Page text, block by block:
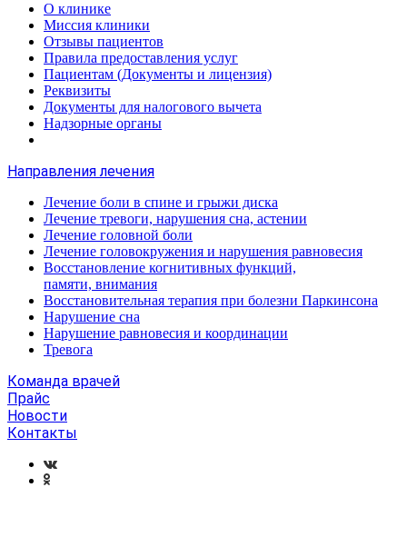
О клинике
Миссия клиники
Отзывы пациентов
Правила предоставления услуг
Пациентам (Документы и лицензия)
Реквизиты
Документы для налогового вычета
Надзорные органы
Направления лечения
Лечение боли в спине и грыжи диска
Лечение тревоги, нарушения сна, астении
Лечение головной боли
Лечение головокружения и нарушения равновесия
Восстановление когнитивных функций,
памяти, внимания
Восстановительная терапия при болезни Паркинсона
Нарушение сна
Нарушение равновесия и координации
Тревога
Команда врачей
Прайс
Новости
Контакты